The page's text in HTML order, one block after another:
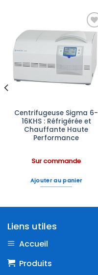
Ajouter
à la liste
d’envies
Centrifugeuse Sigma 6-
16KHS : Réfrigérée et
Chauffante Haute
Performance
Sur commande
Ajouter au panier
Liens utiles
Accueil
Produits